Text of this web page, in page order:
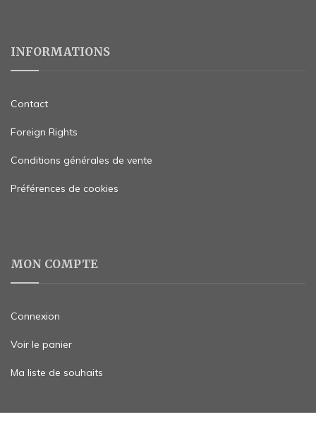
INFORMATIONS
Contact
Foreign Rights
Conditions générales de vente
Préférences de cookies
MON COMPTE
Connexion
Voir le panier
Ma liste de souhaits